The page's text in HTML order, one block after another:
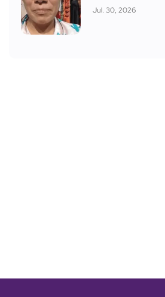
Jul. 30, 2026